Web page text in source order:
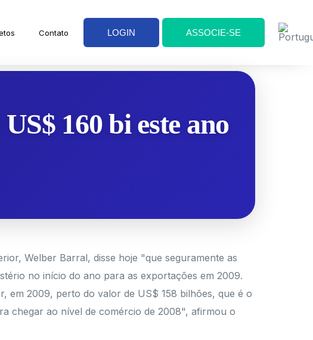
Contato LOGIN ASSOCIE-SE
160 bi este ano
Welber Barral, disse hoje "que seguramente as
no início do ano para as exportações em 2009.
em 2009, perto do valor de US$ 158 bilhões, que é o
chegar ao nível de comércio de 2008", afirmou o